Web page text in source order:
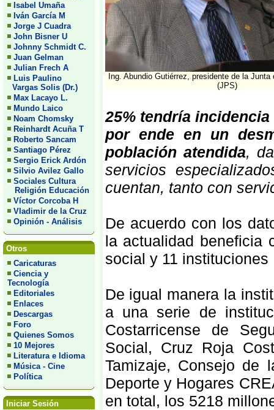
Isabel Umaña
Iván García M
Jorge J Cuadra
John Bisner U
Johnny Schmidt C.
Juan Gelman
Julian Frech A
Luis Paulino
Vargas Solis (Dr.)
Max Lacayo L.
Mundo Laico
Noam Chomsky
Reinhardt Acuña T
Roberto Sancam
Santiago Pérez
Sergio Erick Ardón
Silvio Avilez Gallo
Sociales Cultura
Religión Educación
Víctor Corcoba H
Vladimir de la Cruz
Opinión - Análisis
Otros
Caricaturas
Ciencia y
Tecnología
Editoriales
Enlaces
Descargas
Foro
Quienes Somos
10 Mejores
Literatura e Idioma
Música - Cine
Política
Iniciar Sesión
Ing. Abundio Gutiérrez, presidente de la
(JPS)
25% tendría
por ende en un
población atendida,
servicios
cuentan, tanto con
De acuerdo con los
la actualidad beneficia
social y 11
De igual manera la
a una serie de
Costarricense de
Social, Cruz Roja
Tamizaje, Consejo de
Deporte y Hogares
en total, los 5218